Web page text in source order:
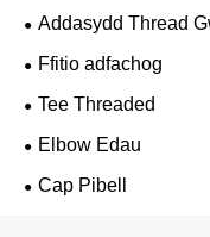
Addasydd Thread
Ffitio adfachog
Tee Threaded
Elbow Edau
Cap Pibell